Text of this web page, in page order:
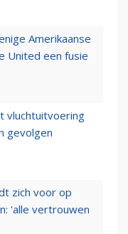
Amerikaanse
United een fusie
vluchtuitvoering
gevolgen
zich voor op
'alle vertrouwen